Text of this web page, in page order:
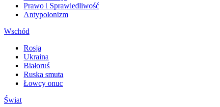
Prawo i Sprawiedliwość
Antypolonizm
Wschód
Rosja
Ukraina
Białoruś
Ruska smuta
Łowcy onuc
Świat